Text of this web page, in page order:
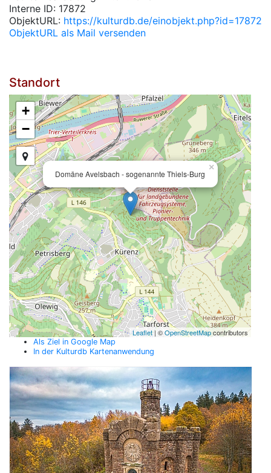
Interne ID: 17872
ObjektURL: https://kulturdb.de/einobjekt.php?id=17872
ObjektURL als Mail versenden
Standort
Domäne Avelsbach - sogenannte Thiels-Burg
×
+
−
Leaflet| ©OpenStreetMapcontributors
Als Ziel in Google Map
In der Kulturdb Kartenanwendung